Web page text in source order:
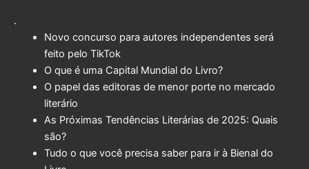
.
Novo concurso para autores independentes será
feito pelo TikTok
O que é uma Capital Mundial do Livro?
O papel das editoras de menor porte no mercado
literário
As Próximas Tendências Literárias de 2025: Quais
são?
Tudo o que você precisa saber para ir à Bienal do